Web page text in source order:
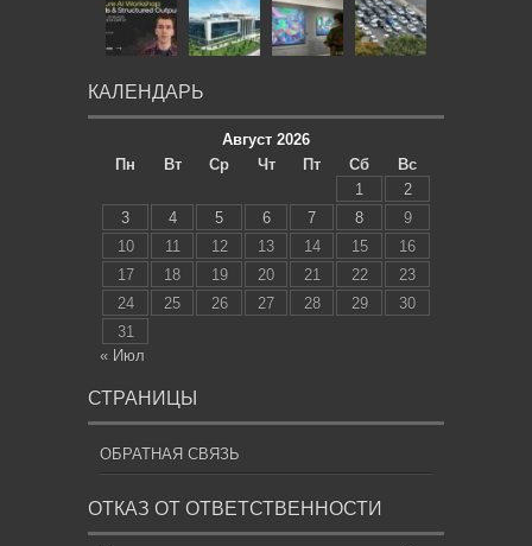
КАЛЕНДАРЬ
Август 2026
Пн
Вт Ср Чт Пт Сб
Вс
1
2
3
4 5 6 7 8
9
10
11 12 13 14 15
16
17
18 19 20 21 22
23
24
25 26 27 28 29
30
31
« Июл
СТРАНИЦЫ
ОБРАТНАЯ СВЯЗЬ
ОТКАЗ ОТ ОТВЕТСТВЕННОСТИ